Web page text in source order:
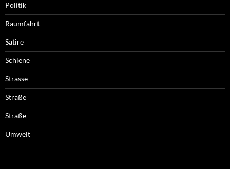
Politik
Raumfahrt
Satire
Schiene
Strasse
Straße
Straße
Umwelt